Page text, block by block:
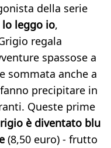
della serie
lo leggo io,
regala
spassose a
sommata anche a
precipitare in
Queste prime
è diventato blu
(8,50 euro) - frutto